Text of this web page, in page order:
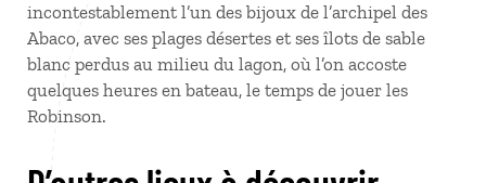
incontestablement l’un des bijoux de l’archipel des
Abaco, avec ses plages désertes et ses îlots de sable
blanc perdus au milieu du lagon, où l’on accoste
quelques heures en bateau, le temps de jouer les
Robinson.